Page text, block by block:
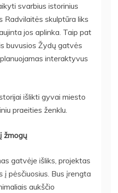
svarbius istorinius
Radvilaitės skulptūra liks
jos aplinka. Taip pat
buvusios Žydų gatvės
interaktyvus
išlikti gyvai miesto
praeities ženklu.
žmogų
gatvėje išliks, projektas
į pėsčiuosius. Bus įrengta
aukščio